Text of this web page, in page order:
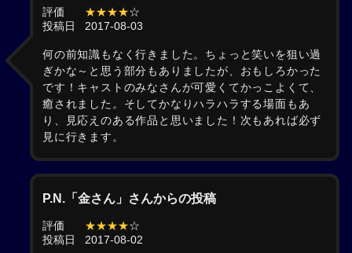
評価 ★★★★☆
投稿日
2017-08-03
何の前知識もなく行きました。ちょっと笑いを狙い過
ぎかな～と思う部分もありましたが、おもしろかった
です！キャストのみなさんが可愛くてかっこよくて、
癒されました。そしてかなりハラハラする場面もあ
り、見応えのある作品と思いました！次もあれば必ず
見に行きます。
P.N.「金さん」さんからの投稿
評価 ★★★★☆
投稿日
2017-08-02